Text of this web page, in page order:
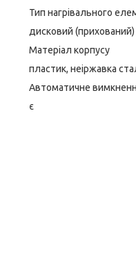
Тип нагрівального
дисковий (прихований)
Матеріал корпусу
пластик, неіржавка
Автоматичне
є